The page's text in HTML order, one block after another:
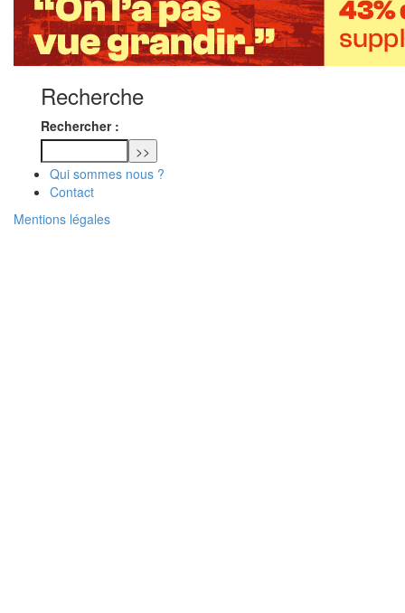
Recherche
Rechercher :
Qui sommes nous ?
Contact
Mentions légales